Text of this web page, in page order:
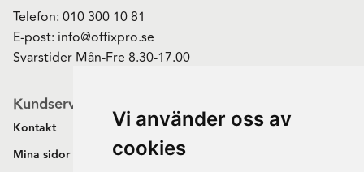
Vi använder oss av
cookies
Telefon: 010 300 10 81
E-post: info@offixpro.se
Svarstider Mån-Fre 8.30-17.00
Kundservice
Kontakt
Mina sidor